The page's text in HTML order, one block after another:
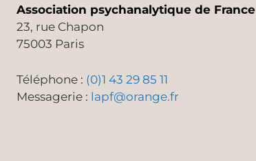
Association psychanalytique de France
23, rue Chapon
75003 Paris
Téléphone : (0)1 43 29 85 11
Messagerie : lapf@orange.fr